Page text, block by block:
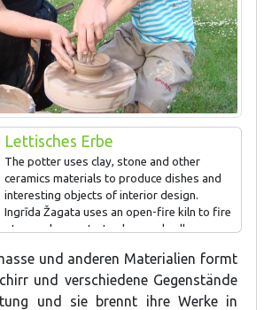
Lettisches Erbe
The potter uses clay, stone and other
ceramics materials to produce dishes and
interesting objects of interior design.
Ingrīda Žagata uses an open-fire kiln to fire
tours, demonstrates her work, allows
the kiln, and accepts orders for new
und anderen Materialien formt
und verschiedene Gegenstände
und sie brennt ihre Werke in